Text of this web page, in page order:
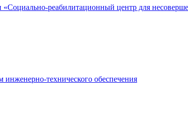
реабилитационный центр для
инженерно-технического обеспечения